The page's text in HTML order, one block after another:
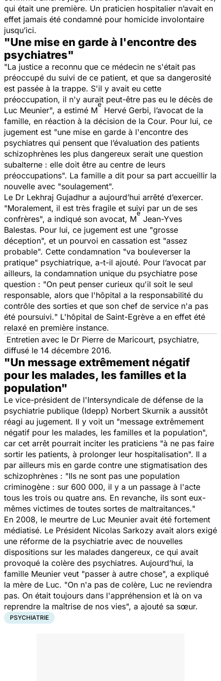
qui était une première. Un praticien hospitalier n’avait en
effet jamais été condamné pour homicide involontaire
jusqu’ici.
"Une mise en garde à l'encontre des
psychiatres"
"La justice a reconnu que ce médecin ne s'était pas
préoccupé du suivi de ce patient, et que sa dangerosité
est passée à la trappe. S'il y avait eu cette
préoccupation, il n'y aurait peut-être pas eu le décès de
Luc Meunier", a estimé M
e
Hervé Gerbi, l’avocat de la
famille, en réaction à la décision de la Cour. Pour lui, ce
jugement est "une mise en garde à l'encontre des
psychiatres qui pensent que l’évaluation des patients
schizophrènes les plus dangereux serait une question
subalterne : elle doit être au centre de leurs
préoccupations". La famille a dit pour sa part accueillir la
nouvelle avec "soulagement".
Le Dr Lekhraj Gujadhur a aujourd’hui arrêté d’exercer.
"Moralement, il est très fragile et suivi par un de ses
confrères", a indiqué son avocat, M
e
Jean-Yves
Balestas. Pour lui, ce jugement est une "grosse
déception", et un pourvoi en cassation est "assez
probable". Cette condamnation "va bouleverser la
pratique" psychiatrique, a-t-il ajouté. Pour l’avocat par
ailleurs, la condamnation unique du psychiatre pose
question : "On peut penser curieux qu'il soit le seul
responsable, alors que l'hôpital a la responsabilité du
contrôle des sorties et que son chef de service n'a pas
été poursuivi." L'hôpital de Saint-Egrève a en effet été
relaxé en première instance.
Entretien avec le Dr Pierre de Maricourt, psychiatre,
diffusé le 14 décembre 2016.
"Un message extrêmement négatif
pour les malades, les familles et la
population"
Le vice-président de l'Intersyndicale de défense de la
psychiatrie publique (Idepp) Norbert Skurnik a aussitôt
réagi au jugement. Il y voit un "message extrêmement
négatif pour les malades, les familles et la population",
car cet arrêt pourrait inciter les praticiens "à ne pas faire
sortir les patients, à prolonger leur hospitalisation". Il a
par ailleurs mis en garde contre une stigmatisation des
schizophrènes : "Ils ne sont pas une population
criminogène : sur 600 000, il y a un passage à l'acte
tous les trois ou quatre ans. En revanche, ils sont eux-
mêmes victimes de toutes sortes de maltraitances."
En 2008, le meurtre de Luc Meunier avait été fortement
médiatisé. Le Président Nicolas Sarkozy avait alors exigé
une réforme de la psychiatrie avec de nouvelles
dispositions sur les malades dangereux, ce qui avait
provoqué la colère des psychiatres. Aujourd’hui, la
famille Meunier veut "passer à autre chose", a expliqué
la mère de Luc. "On n'a pas de colère, Luc ne reviendra
pas. On était toujours dans l'appréhension et là on va
reprendre la maîtrise de nos vies", a ajouté sa sœur.
PSYCHIATRIE